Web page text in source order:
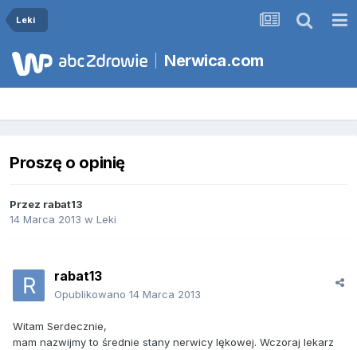
Leki
Nerwica.com
Proszę o opinię
Przez rabat13
14 Marca 2013 w Leki
rabat13
Opublikowano 14 Marca 2013
Witam Serdecznie,
mam nazwijmy to średnie stany nerwicy lękowej. Wczoraj lekarz